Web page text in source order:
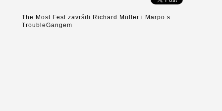
The Most Fest završili Richard Müller i Marpo s
TroubleGangem